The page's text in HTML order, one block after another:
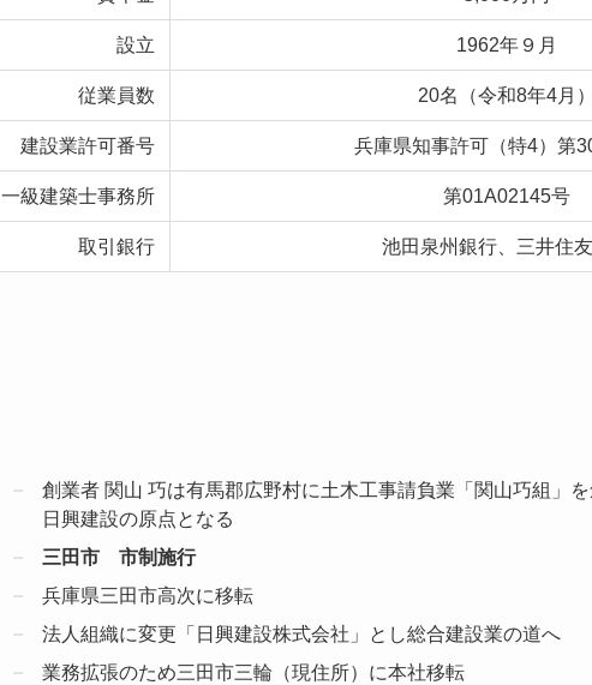
設立 1962年９月
従業員数 20名（令和8年4月）
建設業許可番号 兵庫県知事許可（特4）第
一級建築士事務所 第01A02145号
取引銀行 池田泉州銀行、三井住
創業者 関山 巧は有馬郡広野村に土木工事請負業「関山巧組」
日興建設の原点となる
三田市 市制施行
兵庫県三田市高次に移転
法人組織に変更「日興建設株式会社」とし総合建設業の道へ
業務拡張のため三田市三輪（現住所）に本社移転